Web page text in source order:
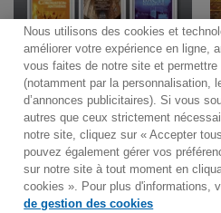
Would you prefer to visit
Nous utilisons des cookies et
améliorer votre expérience en ligne,
vous faites de notre site et permettre
(notamment par la personnalisation,
d’annonces publicitaires). Si vous
autres que ceux strictement
notre site, cliquez sur « Accepter
pouvez également gérer vos
sur notre site à tout moment en
cookies ». Pour plus d'informations,
de gestion des cookies